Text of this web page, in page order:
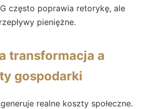
często poprawia retorykę, ale
pieniężne.
transformacja a
gospodarki
realne koszty społeczne.